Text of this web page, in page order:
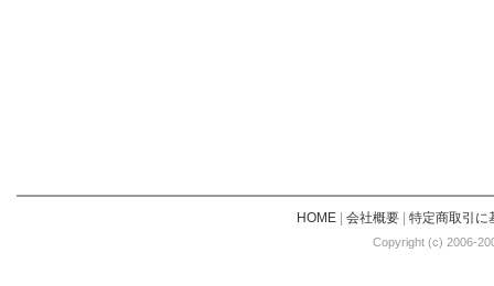
HOME| 会社概要| 特定商取引に
Copyright (c) 2006-